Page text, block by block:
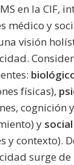
en la CIF,
médico y
visión
físicas),
cognición y
y social
y contexto).
surge de